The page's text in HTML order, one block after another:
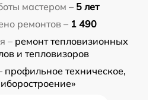
мастером – 5 лет
ремонтов – 1 490
– ремонт тепловизионных
и тепловизоров
профильное техническое,